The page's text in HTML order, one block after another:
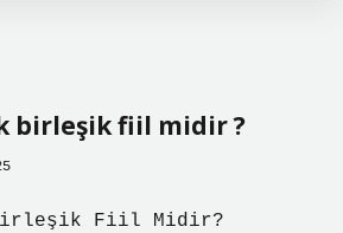
birleşik fiil midir ?
Birleşik Fiil Midir?